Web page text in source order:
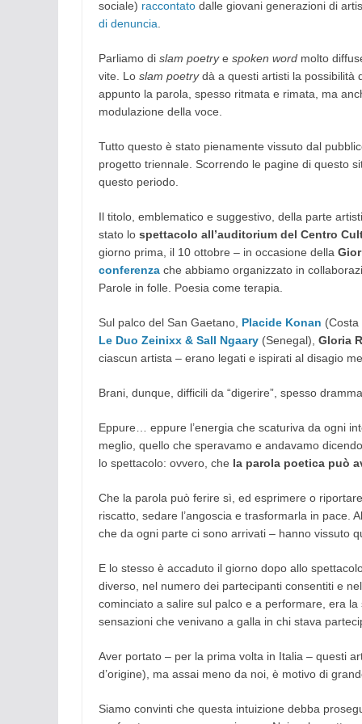
sociale) raccontato dalle giovani generazioni di
di denuncia
Parliamo di slam poetrye spoken word molto
vite. Lo slam poetrydà a questi artisti la possibilità
appunto la parola, spesso ritmata e rimata, ma
modulazione della voce.
Tutto questo è stato pienamente vissuto dal
progetto triennale. Scorrendo le pagine di questo
questo periodo.
Il titolo, emblematico e suggestivo, della parte
stato lo spettacolo all’auditorium del Centro
giorno prima, il 10 ottobre – in occasione della
conferenza che abbiamo organizzato in
Parole in folle. Poesia come terapia.
Sul palco del San Gaetano, Placide Konan (Costa
Le Duo Zeinixx & Sall Ngaary (Senegal), Gloria
ciascun artista – erano legati e ispirati al disagio
Brani, dunque, difficili da “digerire”, spesso
Eppure… eppure l’energia che scaturiva da ogni
meglio, quello che speravamo e andavamo
lo spettacolo: ovvero, che la parola poetica può
Che la parola può ferire sì, ed esprimere o
riscatto, sedare l’angoscia e trasformarla in pace.
che da ogni parte ci sono arrivati – hanno vissuto
E lo stesso è accaduto il giorno dopo allo
diverso, nel numero dei partecipanti consentiti e
cominciato a salire sul palco e a performare, era
sensazioni che venivano a galla in chi stava
Aver portato – per la prima volta in Italia – questi
d’origine), ma assai meno da noi, è motivo di
Siamo convinti che questa intuizione debba